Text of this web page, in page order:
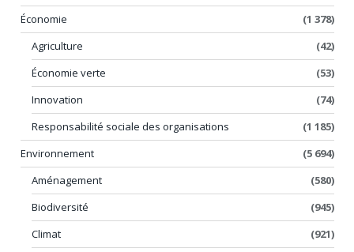
Économie
(1 378)
Agriculture
(42)
Économie verte
(53)
Innovation
(74)
Responsabilité sociale des organisations
(1 185)
Environnement
(5 694)
Aménagement
(580)
Biodiversité
(945)
Climat
(921)